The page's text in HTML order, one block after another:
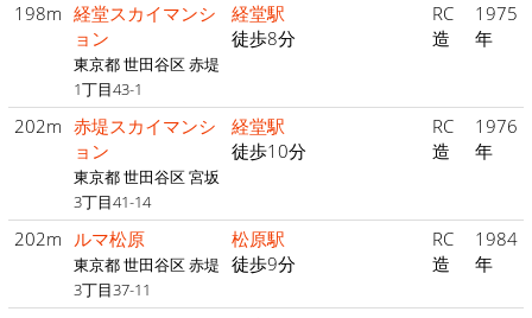
198m 経堂スカイマンシ
ョン
東京都 世田谷区 赤堤
1丁目43-1
経堂駅
徒歩8分
RC
造
1975
年
202m 赤堤スカイマンシ
ョン
東京都 世田谷区 宮坂
3丁目41-14
経堂駅
徒歩10分
RC
造
1976
年
202m ルマ松原
東京都 世田谷区 赤堤
3丁目37-11
松原駅
徒歩9分
RC
造
1984
年